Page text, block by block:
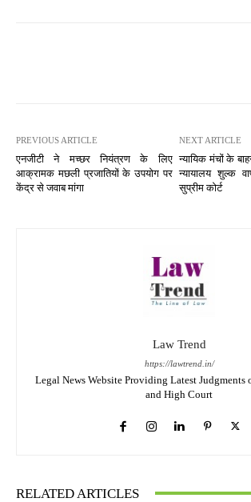
PREVIOUS ARTICLE
एनजीटी ने मच्छर नियंत्रण के लिए
आक्रामक मछली प्रजातियों के उपयोग पर
केंद्र से जवाब मांगा
NEXT ARTICLE
न्यायिक मंचों के
न्यायालय शुल्क
सुप्रीम कोर्ट
Law Trend
https://lawtrend.in/
Legal News Website Providing Latest Judgments
and High Court
RELATED ARTICLES